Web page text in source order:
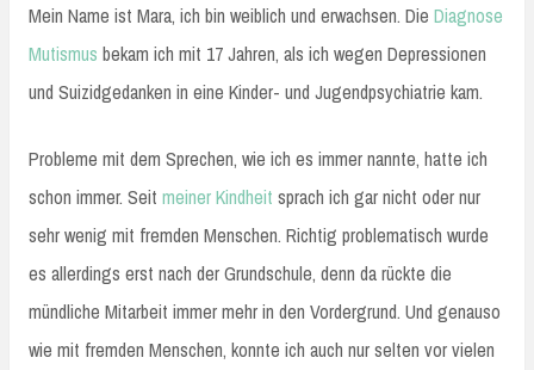
Mein Name ist Mara, ich bin weiblich und erwachsen. Die Diagnose
Mutismus bekam ich mit 17 Jahren, als ich wegen Depressionen
und Suizidgedanken in eine Kinder- und Jugendpsychiatrie kam.
Probleme mit dem Sprechen, wie ich es immer nannte, hatte ich
schon immer. Seit meiner Kindheit sprach ich gar nicht oder nur
sehr wenig mit fremden Menschen. Richtig problematisch wurde
es allerdings erst nach der Grundschule, denn da rückte die
mündliche Mitarbeit immer mehr in den Vordergrund. Und genauso
wie mit fremden Menschen, konnte ich auch nur selten vor vielen